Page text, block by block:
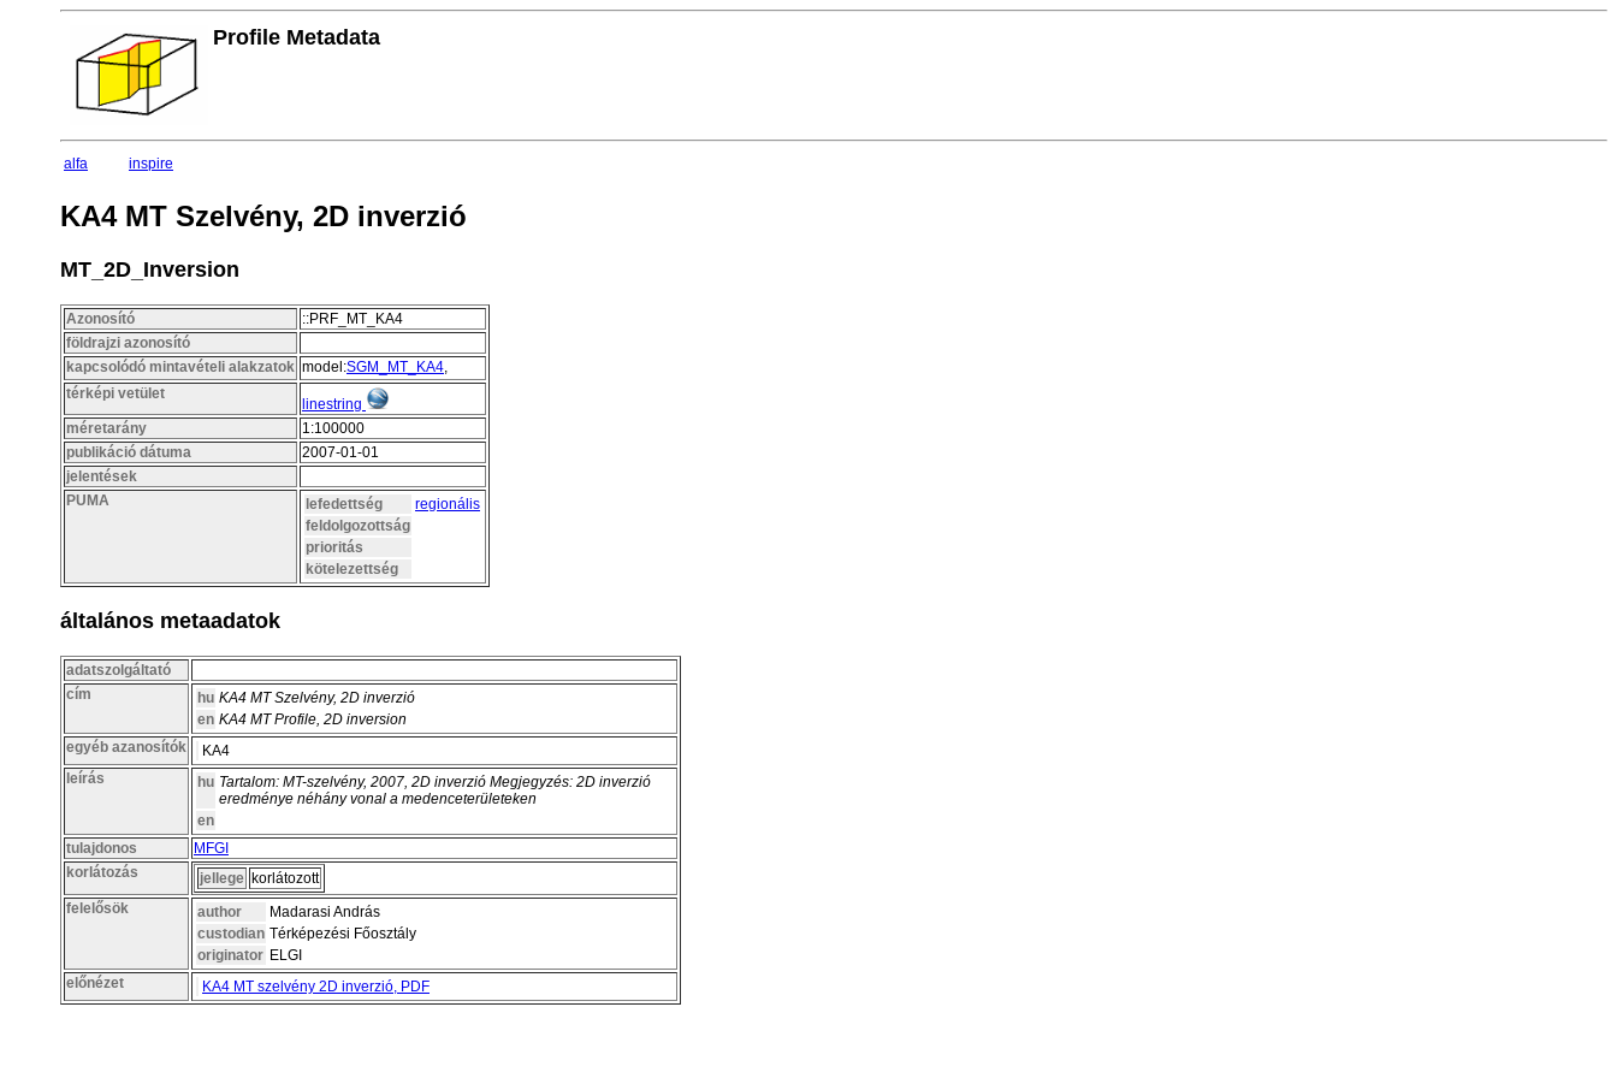
Profile Metadata
alfa inspire
KA4 MT Szelvény, 2D inverzió
MT_2D_Inversion
Azonosító
::PRF_MT_KA4
földrajzi azonosító
kapcsolódó mintavételi alakzatok model:SGM_MT_KA4,
térképi vetület
linestring
méretarány
1:100000
publikáció dátuma
2007-01-01
jelentések
PUMA
lefedettség
regionális
feldolgozottság
prioritás
kötelezettség
általános metaadatok
adatszolgáltató
cím
hu KA4 MT Szelvény, 2D inverzió
en KA4 MT Profile, 2D inversion
egyéb azanosítók
KA4
leírás
hu Tartalom: MT-szelvény, 2007, 2D inverzió Megjegyzés: 2D inverzió
eredménye néhány vonal a medenceterületeken
en
tulajdonos
MFGI
korlátozás
jellege korlátozott
felelősök
author
Madarasi András
custodian Térképezési Főosztály
originator ELGI
előnézet
KA4 MT szelvény 2D inverzió, PDF